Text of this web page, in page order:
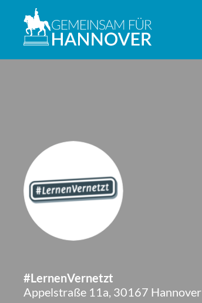
#LernenVernetzt
Appelstraße 11a, 30167 Hannover